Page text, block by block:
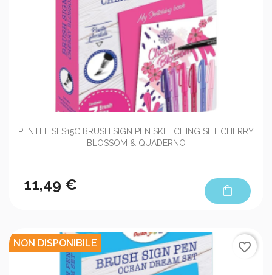
PENTEL SES15C BRUSH SIGN PEN SKETCHING SET CHERRY
BLOSSOM & QUADERNO
11,49 € shopping_bag
NON DISPONIBILE favorite_border